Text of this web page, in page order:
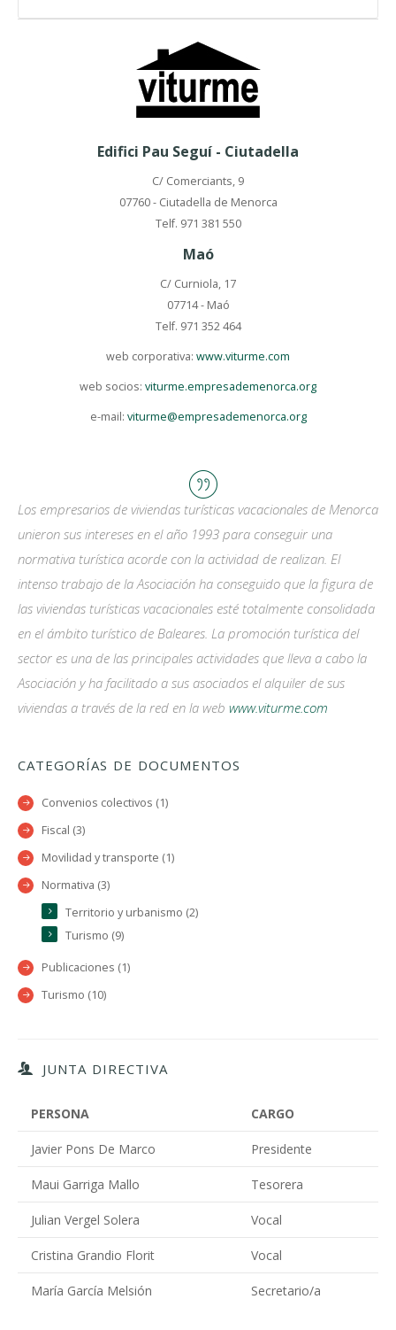
Edifici Pau Seguí - Ciutadella
C/ Comerciants, 9
07760 - Ciutadella de Menorca
Telf. 971 381 550
Maó
C/ Curniola, 17
07714 - Maó
Telf. 971 352 464
web corporativa: www.viturme.com
web socios: viturme.empresademenorca.org
e-mail: viturme@empresademenorca.org
Los empresarios de viviendas turísticas vacacionales de Menorca
unieron sus intereses en el año 1993 para conseguir una
normativa turística acorde con la actividad de realizan. El
intenso trabajo de la Asociación ha conseguido que la figura de
las viviendas turísticas vacacionales esté totalmente consolidada
en el ámbito turístico de Baleares. La promoción turística del
sector es una de las principales actividades que lleva a cabo la
Asociación y ha facilitado a sus asociados el alquiler de sus
viviendas a través de la red en la web www.viturme.com
CATEGORÍAS DE DOCUMENTOS
Convenios colectivos (1)
Fiscal (3)
Movilidad y transporte (1)
Normativa (3)
Territorio y urbanismo (2)
Turismo (9)
Publicaciones (1)
Turismo (10)
JUNTA DIRECTIVA
PERSONA CARGO
Javier Pons De Marco Presidente
Maui Garriga Mallo Tesorera
Julian Vergel Solera Vocal
Cristina Grandio Florit Vocal
María García Melsión Secretario/a